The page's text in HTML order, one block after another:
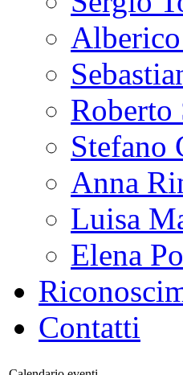
Roberto
Stefano
Anna
Luisa
Elena
Contatti